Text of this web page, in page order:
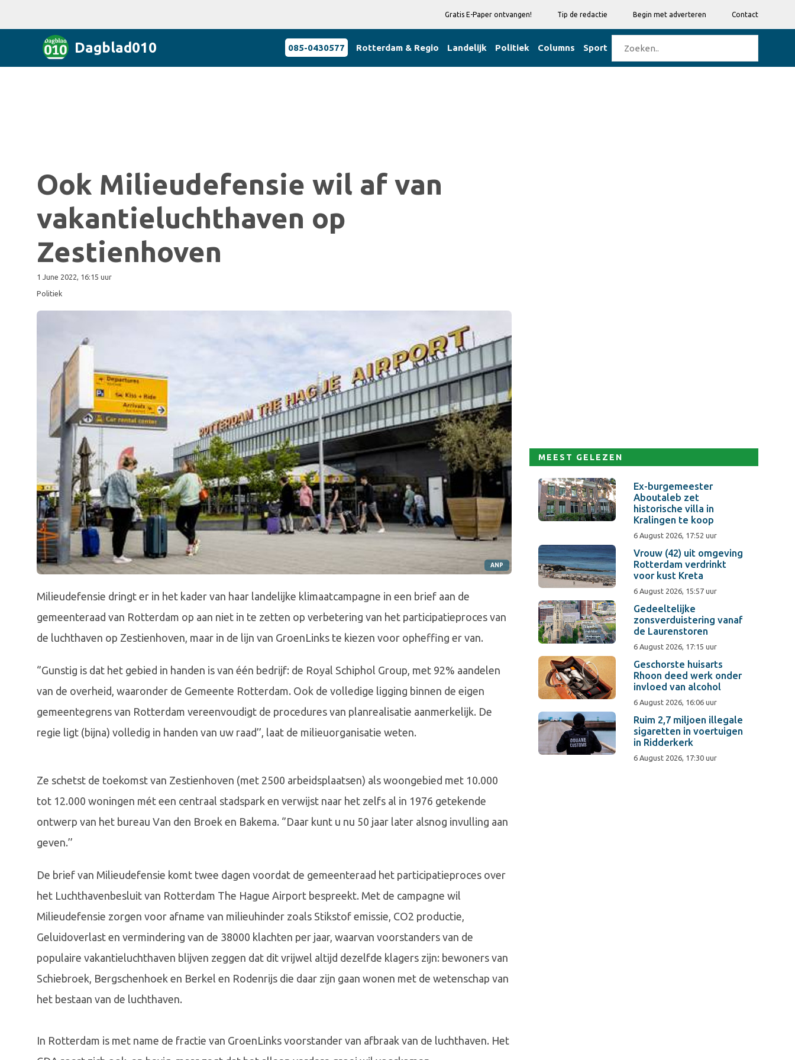
Gratis E-Paper ontvangen! Tip de redactie Begin met adverteren Contact
Dagblad010 085-0430577 Rotterdam & Regio Landelijk Politiek Columns Sport
Ook Milieudefensie wil af van
vakantieluchthaven op
Zestienhoven
1 June 2022, 16:15 uur
Politiek
ANP
Milieudefensie dringt er in het kader van haar landelijke klimaatcampagne in een brief aan de
gemeenteraad van Rotterdam op aan niet in te zetten op verbetering van het participatieproces van
de luchthaven op Zestienhoven, maar in de lijn van GroenLinks te kiezen voor opheffing er van.
‘’Gunstig is dat het gebied in handen is van één bedrijf: de Royal Schiphol Group, met 92% aandelen
van de overheid, waaronder de Gemeente Rotterdam. Ook de volledige ligging binnen de eigen
gemeentegrens van Rotterdam vereenvoudigt de procedures van planrealisatie aanmerkelijk. De
regie ligt (bijna) volledig in handen van uw raad’’, laat de milieuorganisatie weten.
Ze schetst de toekomst van Zestienhoven (met 2500 arbeidsplaatsen) als woongebied met 10.000
tot 12.000 woningen mét een centraal stadspark en verwijst naar het zelfs al in 1976 getekende
ontwerp van het bureau Van den Broek en Bakema. ‘’Daar kunt u nu 50 jaar later alsnog invulling aan
geven.’’
De brief van Milieudefensie komt twee dagen voordat de gemeenteraad het participatieproces over
het Luchthavenbesluit van Rotterdam The Hague Airport bespreekt. Met de campagne wil
Milieudefensie zorgen voor afname van milieuhinder zoals Stikstof emissie, CO2 productie,
Geluidoverlast en vermindering van de 38000 klachten per jaar, waarvan voorstanders van de
populaire vakantieluchthaven blijven zeggen dat dit vrijwel altijd dezelfde klagers zijn: bewoners van
Schiebroek, Bergschenhoek en Berkel en Rodenrijs die daar zijn gaan wonen met de wetenschap van
het bestaan van de luchthaven.
In Rotterdam is met name de fractie van GroenLinks voorstander van afbraak van de luchthaven. Het
MEEST GELEZEN
Ex-burgemeester
Aboutaleb zet
historische villa in
Kralingen te koop
6 August 2026, 17:52 uur
Vrouw (42) uit omgeving
Rotterdam verdrinkt
voor kust Kreta
6 August 2026, 15:57 uur
Gedeeltelijke
zonsverduistering vanaf
de Laurenstoren
6 August 2026, 17:15 uur
Geschorste huisarts
Rhoon deed werk onder
invloed van alcohol
6 August 2026, 16:06 uur
Ruim 2,7 miljoen illegale
sigaretten in voertuigen
in Ridderkerk
6 August 2026, 17:30 uur